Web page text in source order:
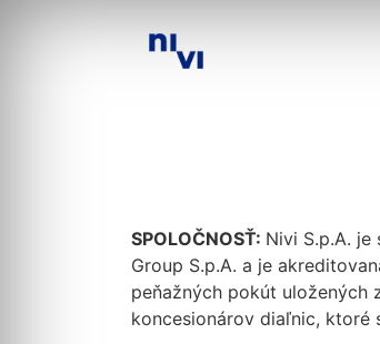
SPOLOČNOSŤ: Nivi S.p.A.
Group S.p.A. a je
peňažných pokút uložených
koncesionárov diaľnic, ktoré